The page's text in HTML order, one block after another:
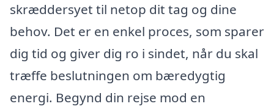
skræddersyet til netop dit tag og dine
behov. Det er en enkel proces, som sparer
dig tid og giver dig ro i sindet, når du skal
træffe beslutningen om bæredygtig
energi. Begynd din rejse mod en